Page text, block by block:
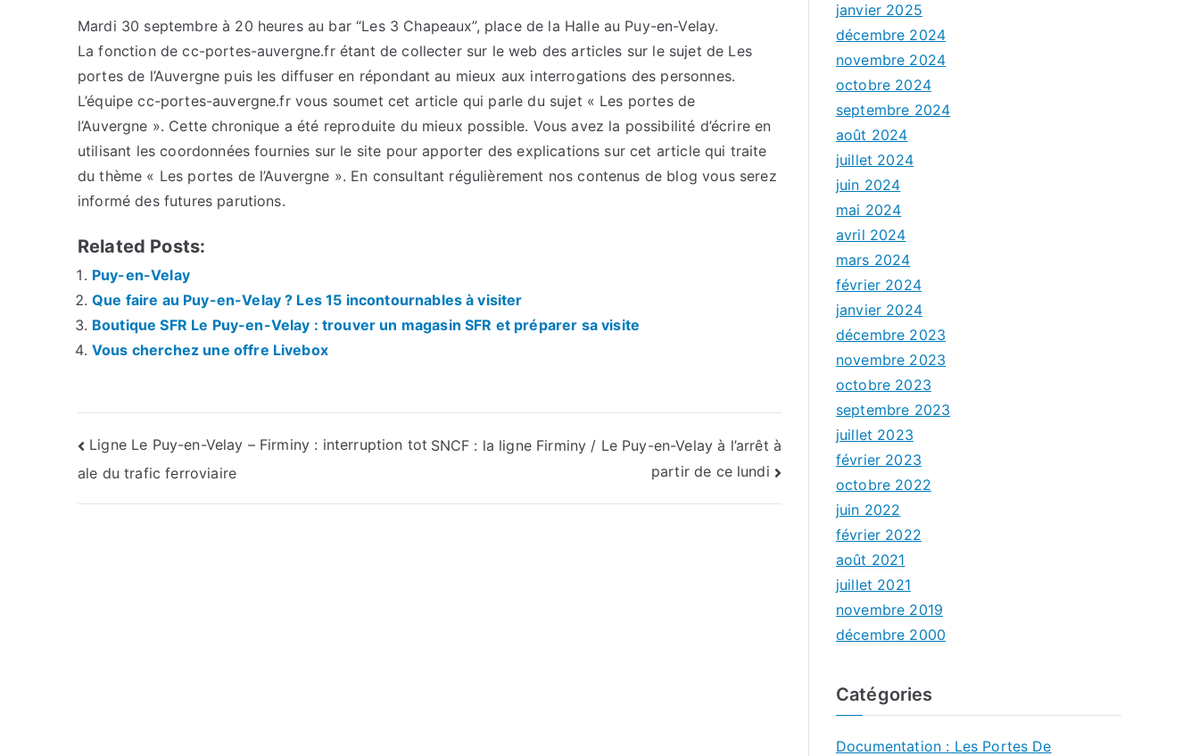
Mardi 30 septembre à 20 heures au bar “Les 3 Chapeaux”, place de la Halle au Puy-en-Velay.
La fonction de cc-portes-auvergne.fr étant de collecter sur le web des articles sur le sujet de Les
portes de l’Auvergne puis les diffuser en répondant au mieux aux interrogations des personnes.
L’équipe cc-portes-auvergne.fr vous soumet cet article qui parle du sujet « Les portes de
l’Auvergne ». Cette chronique a été reproduite du mieux possible. Vous avez la possibilité d’écrire en
utilisant les coordonnées fournies sur le site pour apporter des explications sur cet article qui traite
du thème « Les portes de l’Auvergne ». En consultant régulièrement nos contenus de blog vous serez
informé des futures parutions.
Related Posts:
Puy-en-Velay
Que faire au Puy-en-Velay ? Les 15 incontournables à visiter
Boutique SFR Le Puy-en-Velay : trouver un magasin SFR et préparer sa visite
Vous cherchez une offre Livebox
Navigation
de
Ligne Le Puy-en-Velay – Firminy : interruption tot
ale du trafic ferroviaire
SNCF : la ligne Firminy / Le Puy-en-Velay à l’arrêt à
partir de ce lundi
janvier 2025
décembre 2024
novembre 2024
octobre 2024
septembre 2024
août 2024
juillet 2024
juin 2024
mai 2024
avril 2024
mars 2024
février 2024
janvier 2024
décembre 2023
novembre 2023
octobre 2023
septembre 2023
juillet 2023
février 2023
octobre 2022
juin 2022
février 2022
août 2021
juillet 2021
novembre 2019
décembre 2000
Catégories
Documentation : Les Portes De